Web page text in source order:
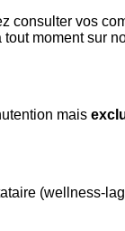
consulter vos
moment sur
mais
(wellness-